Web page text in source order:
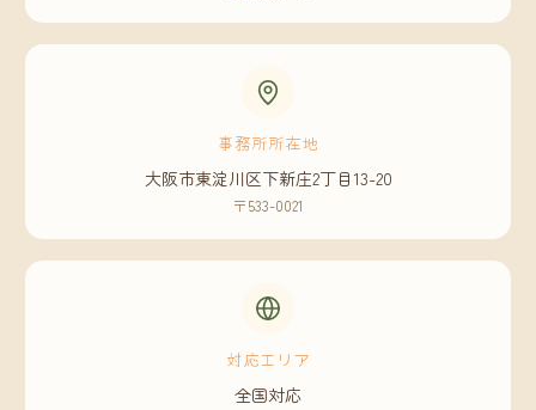
事務所所在地
大阪市東淀川区下新庄2丁目13-20
〒533-0021
対応エリア
全国対応